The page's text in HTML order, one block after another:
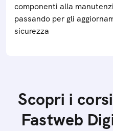
componenti alla
passando per gli
sicurezza
Scopri i
Fastweb